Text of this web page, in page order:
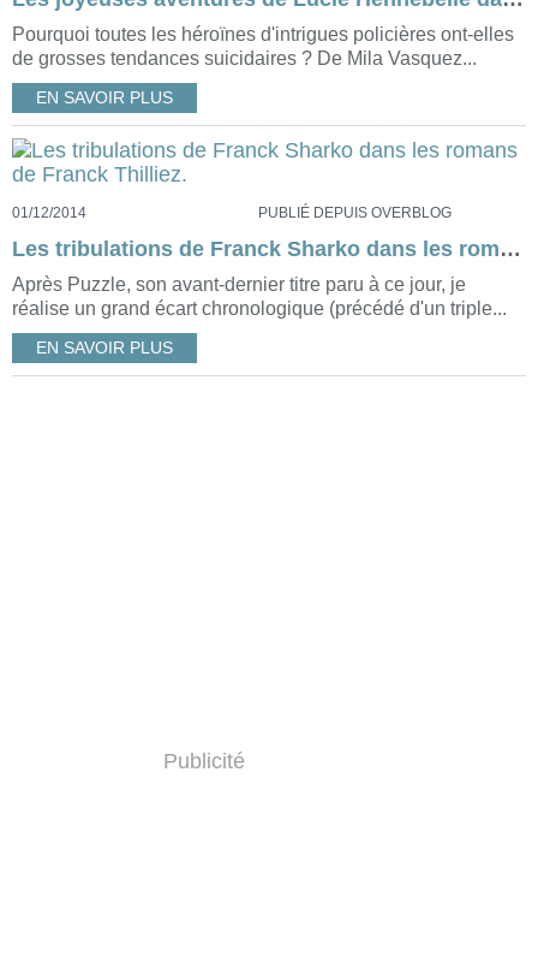
Pourquoi toutes les héroïnes d'intrigues policières ont-elles
de grosses tendances suicidaires ? De Mila Vasquez...
EN SAVOIR PLUS
01/12/2014 PUBLIÉ DEPUIS OVERBLOG
Les tribulations de Franck Sharko dans les romans de Franck Thilliez.
Après Puzzle, son avant-dernier titre paru à ce jour, je
réalise un grand écart chronologique (précédé d'un triple...
EN SAVOIR PLUS
Publicité